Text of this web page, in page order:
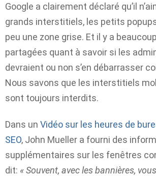
Google a clairement déclaré qu’il
grands interstitiels, les petits
peu une zone grise. Et il y a
partagées quant à savoir si les
devraient ou non s’en débarrasser
Nous savons que les interstitiels
sont toujours interdits.
Dans un Vidéo sur les heures de
SEO, John Mueller a fourni des
supplémentaires sur les fenêtres
dit: « Souvent, avec les bannières,